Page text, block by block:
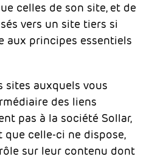
celles de son site, et de
vers un site tiers si
aux principes essentiels
sites auxquels vous
des liens
pas à la société Sollar,
celle-ci ne dispose,
sur leur contenu dont